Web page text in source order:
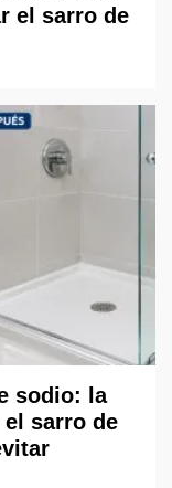
el sarro de
sodio: la
el sarro de